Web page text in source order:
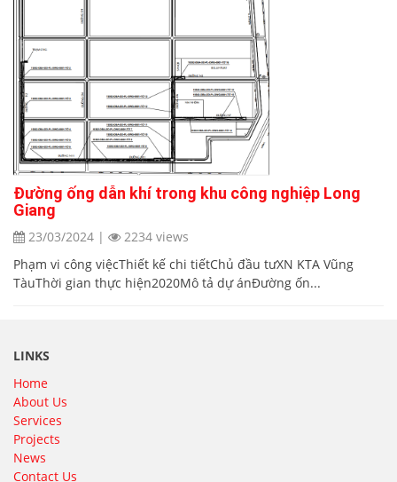
Đường ống dẫn khí trong khu công nghiệp Long
Giang
23/03/2024 |
2234 views
Phạm vi công việcThiết kế chi tiếtChủ đầu tưXN KTA Vũng
TàuThời gian thực hiện2020Mô tả dự ánĐường ốn...
LINKS
Home
About Us
Services
Projects
News
Contact Us